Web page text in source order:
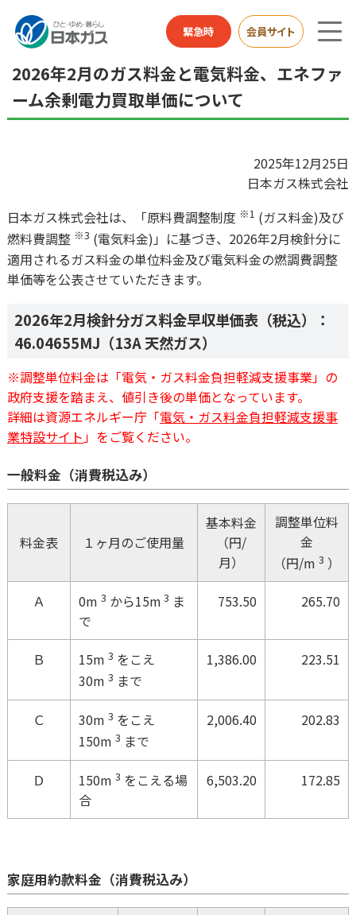
緊急時 会員サイト
総合HOME お知らせ
2026年2月のガス料金と電気料金、エネファーム余剰電力買
取単価について
2026年2月のガス料金と電気料金、エネファ
ーム余剰電力買取単価について
2025年12月25日
日本ガス株式会社
日本ガス株式会社は、「原料費調整制度 ※1 (ガス料金)及び
燃料費調整 ※3 (電気料金)」に基づき、2026年2月検針分に
適用されるガス料金の単位料金及び電気料金の燃調費調整
単価等を公表させていただきます。
2026年2月検針分ガス料金早収単価表（税込）：
46.04655MJ（13A 天然ガス）
※調整単位料金は「電気・ガス料金負担軽減支援事業」の
政府支援を踏まえ、値引き後の単価となっています。
詳細は資源エネルギー庁「電気・ガス料金負担軽減支援事
業特設サイト」をご覧ください。
一般料金（消費税込み）
料金表 １ヶ月のご使用量
基本料金
（円/
月）
調整単位料
金
（円/m 3 ）
Ａ
0m 3 から15m 3 ま
で
753.50 265.70
Ｂ 15m 3 をこえ
30m 3 まで
1,386.00 223.51
Ｃ 30m 3 をこえ
150m 3 まで
2,006.40 202.83
Ｄ 150m 3 をこえる場
合
6,503.20 172.85
家庭用約款料金（消費税込み）